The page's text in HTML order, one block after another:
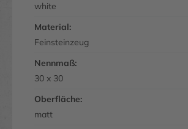
white
Material:
Feinsteinzeug
Nennmaß:
30 x 30
Oberfläche:
matt